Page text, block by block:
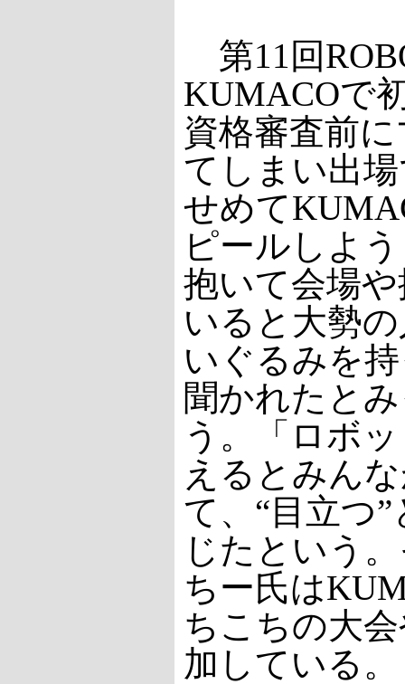
第11回
KUMACOで
資格審査前
てしまい出
せめて
ピールしよ
抱いて会場
いると大勢
いぐるみを
聞かれたと
う。「ロボ
えるとみん
て、“目立つ
じたという
ちー氏は
ちこちの大
加している。